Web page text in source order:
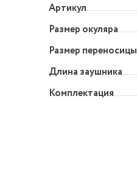
Артикул
Размер окуляра
Размер переносицы
Длина заушника
Комплектация